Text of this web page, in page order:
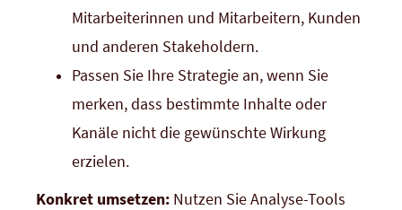
Mitarbeiterinnen und Mitarbeitern, Kunden
und anderen Stakeholdern.
Passen Sie Ihre Strategie an, wenn Sie
merken, dass bestimmte Inhalte oder
Kanäle nicht die gewünschte Wirkung
erzielen.
Konkret umsetzen: Nutzen Sie Analyse-Tools